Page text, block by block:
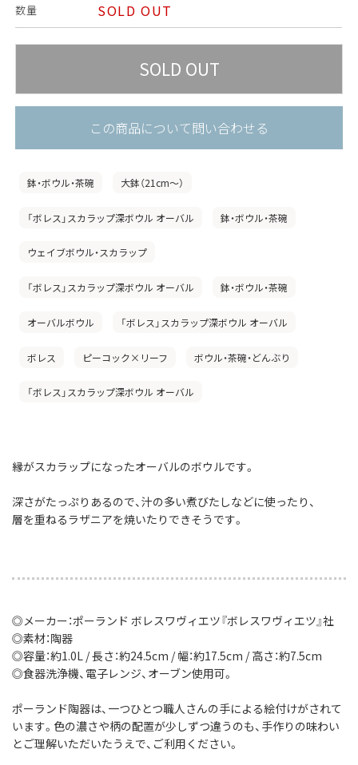
数量 SOLD OUT
この商品について問い合わせる
鉢・ボウル・茶碗 大鉢（21cm〜）
「ボレス」スカラップ深ボウル オーバル 鉢・ボウル・茶碗
ウェイブボウル・スカラップ
「ボレス」スカラップ深ボウル オーバル 鉢・ボウル・茶碗
オーバルボウル 「ボレス」スカラップ深ボウル オーバル
ボレス ピーコック×リーフ ボウル・茶碗・どんぶり
「ボレス」スカラップ深ボウル オーバル
縁がスカラップになったオーバルのボウルです。
深さがたっぷりあるので、汁の多い煮びたしなどに使ったり、
層を重ねるラザニアを焼いたりできそうです。
◎メーカー：ポーランド ボレスワヴィエツ『ボレスワヴィエツ』社
◎素材：陶器
◎容量：約1.0L / 長さ：約24.5cm / 幅：約17.5cm / 高さ：約7.5cm
◎食器洗浄機、電子レンジ、オーブン使用可。
ポーランド陶器は、一つひとつ職人さんの手による絵付けがされて
います。色の濃さや柄の配置が少しずつ違うのも、手作りの味わい
とご理解いただいたうえで、ご利用ください。